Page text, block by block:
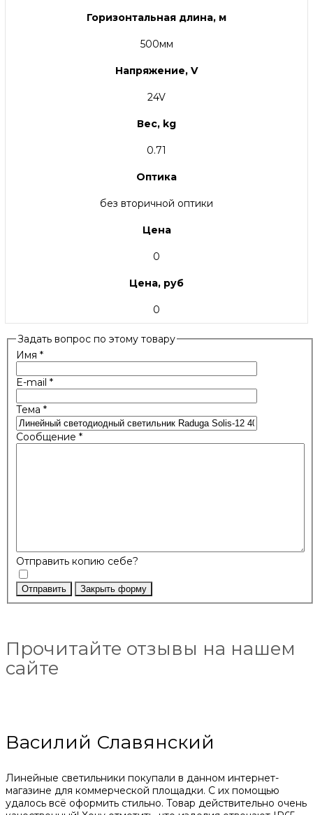
Горизонтальная длина, м
500мм
Напряжение, V
24V
Вес, kg
0.71
Оптика
без вторичной оптики
Цена
0
Цена, руб
0
Задать вопрос по этому товару
Имя *
E-mail *
Тема *
Сообщение *
Отправить копию себе?
Отправить Закрыть форму
Прочитайте отзывы на нашем
сайте
Василий Славянский
Линейные светильники покупали в данном интернет-
магазине для коммерческой площадки. С их помощью
удалось всё оформить стильно. Товар действительно очень